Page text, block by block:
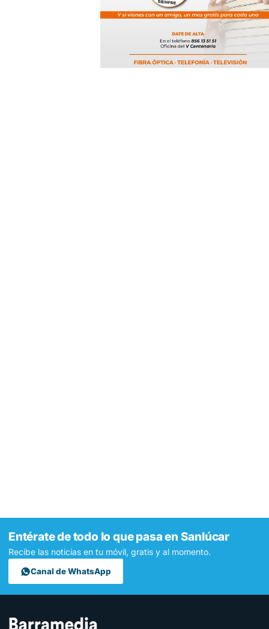
Entérate de todo lo que pasa en Sanlúcar
Recibe las noticias en tu móvil, gratis y al momento.
Canal de WhatsApp